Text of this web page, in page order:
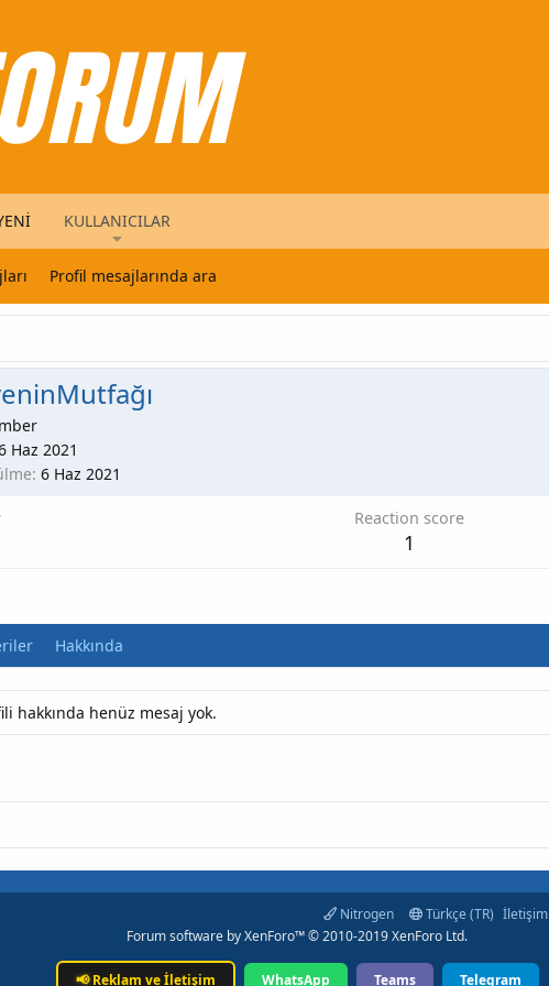
KULLANICILAR
Profil mesajlarında ara
Haz 2021
6 Haz 2021
Reaction score
1
Hakkında
hakkında henüz mesaj yok.
Nitrogen Türkçe (TR) İletişim
Forum software by XenForo™© 2010-2019 XenForo Ltd.
📢Reklam ve İletişim WhatsApp Teams Telegram